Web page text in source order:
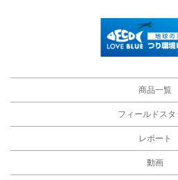
商品一覧
フィールドスタ
レポート
動画